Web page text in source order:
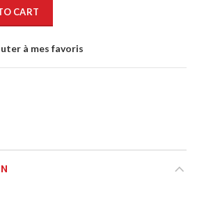
CART
à mes favoris